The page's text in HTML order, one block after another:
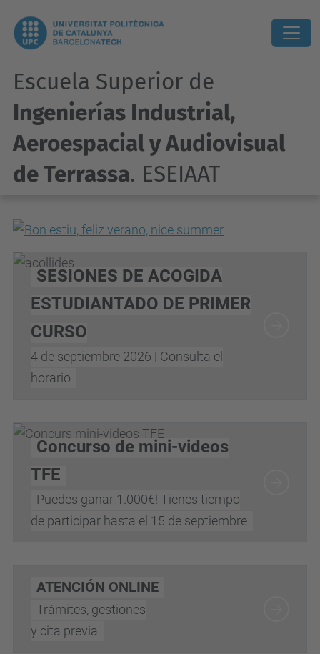
Escuela Superior de
Ingenierías Industrial,
Aeroespacial y Audiovisual
de Terrassa. ESEIAAT
SESIONES DE ACOGIDA
ESTUDIANTADO DE PRIMER
CURSO
4 de septiembre 2026 | Consulta el
horario
Concurso de mini-videos
TFE
Puedes ganar 1.000€! Tienes tiempo
de participar hasta el 15 de septiembre
ATENCIÓN ONLINE
Trámites, gestiones
y cita previa